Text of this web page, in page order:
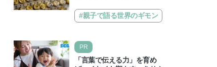
る「親子で語る国際問題」。今回
は、苗字の種類…
#親子で語る世界のギモン
PR
「言葉で伝える力」を育め